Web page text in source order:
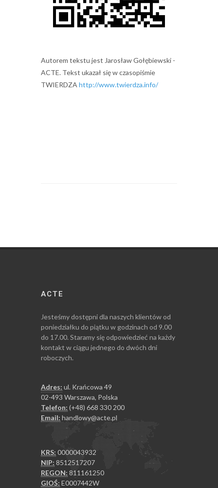
Autorem tekstu jest Jarosław Gołębiewski -
ACTE. Tekst ukazał się w czasopiśmie
TWIERDZA http://www.twierdza.info/
ACTE
Jesteśmy dostępni dla naszych klientów od
poniedziałku do piątku w godzinach od 9.00
do 17.00. Staramy się odpowiedzieć na każdy
kontakt w ciągu jednego do dwóch dni
roboczych.
Adres: ul. Krańcowa 49
02-493 Warszawa, Polska
Telefon: (+48) 668 330 200
Email: handlowy@acte.pl
KRS: 0000043932
NIP: 8512517207
REGON: 811161250
GIOŚ: E0007442W